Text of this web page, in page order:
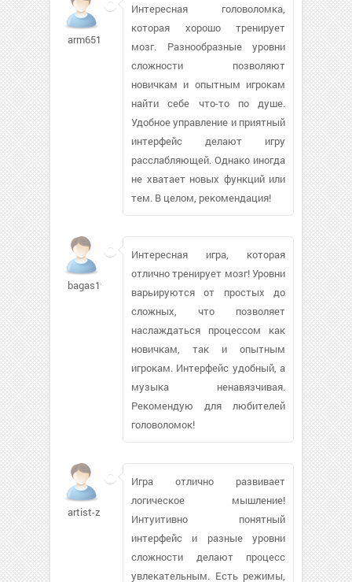
arm65166
Интересная головоломка,
которая хорошо тренирует
мозг. Разнообразные уровни
сложности позволяют
новичкам и опытным игрокам
найти себе что-то по душе.
Удобное управление и приятный
интерфейс делают игру
расслабляющей. Однако иногда
не хватает новых функций или
тем. В целом, рекомендация!
bagas199826
Интересная игра, которая
отлично тренирует мозг! Уровни
варьируются от простых до
сложных, что позволяет
наслаждаться процессом как
новичкам, так и опытным
игрокам. Интерфейс удобный, а
музыка ненавязчивая.
Рекомендую для любителей
головоломок!
artist-z
Игра отлично развивает
логическое мышление!
Интуитивно понятный
интерфейс и разные уровни
сложности делают процесс
увлекательным. Есть режимы,